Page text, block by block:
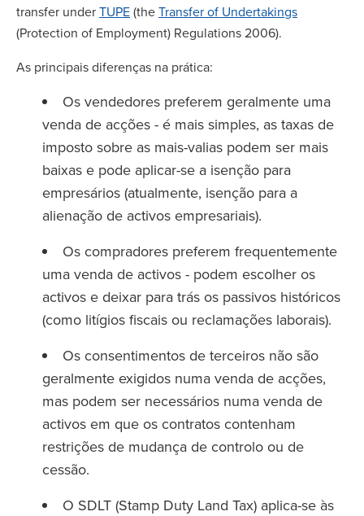
transfer underTUPE(theTransfer of Undertakings
(Protection of Employment) Regulations 2006).
As principais diferenças na prática:
Os vendedores preferem geralmente uma
venda de acções - é mais simples, as taxas de
imposto sobre as mais-valias podem ser mais
baixas e pode aplicar-se a isenção para
empresários (atualmente, isenção para a
alienação de activos empresariais).
Os compradores preferem frequentemente
uma venda de activos - podem escolher os
activos e deixar para trás os passivos históricos
(como litígios fiscais ou reclamações laborais).
Os consentimentos de terceiros não são
geralmente exigidos numa venda de acções,
mas podem ser necessários numa venda de
activos em que os contratos contenham
restrições de mudança de controlo ou de
cessão.
O SDLT (Stamp Duty Land Tax) aplica-se às